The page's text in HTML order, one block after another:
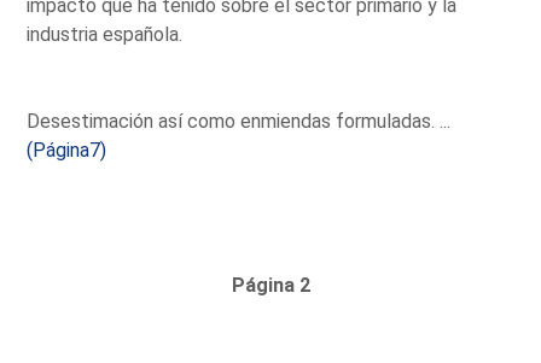
impacto que ha tenido sobre el sector primario y la
industria española.
Desestimación así como enmiendas formuladas. ...
(Página7)
Página 2